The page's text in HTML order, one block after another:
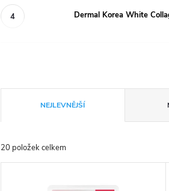
Dermal Korea White
a
z
NEJLEVNĚJŠÍ
20 položek celkem